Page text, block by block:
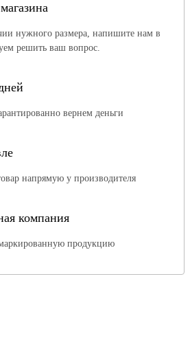
нужного размера, напишите нам в
решить ваш вопрос.
вернем деньги
напрямую у производителя
компания
продукцию